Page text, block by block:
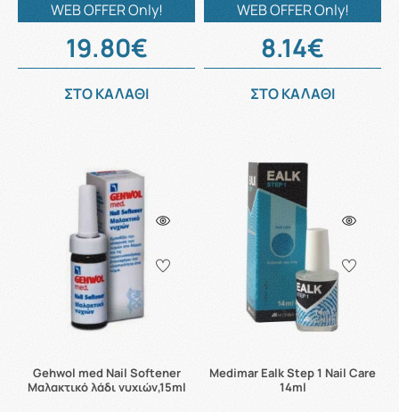
WEB OFFER Only!
19.80€
ΣΤΟ ΚΑΛΑΘΙ
WEB OFFER Only!
8.14€
ΣΤΟ ΚΑΛΑΘΙ
Gehwol med Nail Softener
Μαλακτικό λάδι νυχιών,15ml
Medimar Ealk Step 1 Nail Care
14ml